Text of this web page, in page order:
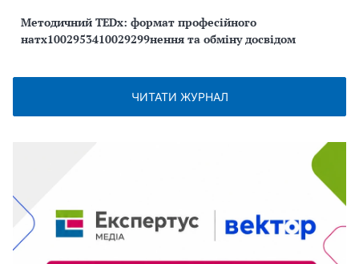
Методичний TEDx: формат професійного
натх1002953410029299нення та обміну досвідом
ЧИТАТИ ЖУРНАЛ